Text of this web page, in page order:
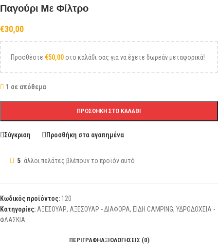
Παγούρι Με Φίλτρο
€30,00
Προσθέστε €50,00 στο καλάθι σας για να έχετε δωρεάν μεταφορικά!
1 σε απόθεμα
ΠΡΟΣΘΉΚΗ ΣΤΟ ΚΑΛΆΘΙ
Σύγκριση Προσθήκη στα αγαπημένα
5 άλλοι πελάτες βλέπουν το προϊόν αυτό
Κωδικός προϊόντος: 120
Κατηγορίες:ΑΞΕΣΟΥΑΡ, ΑΞΕΣΟΥΑΡ - ΔΙΑΦΟΡΑ, ΕΙΔΗ CAMPING, ΥΔΡΟΔΟΧΕΙΑ -
ΦΛΑΣΚΙΑ
ΠΕΡΙΓΡΑΦΉΑΞΙΟΛΟΓΉΣΕΙΣ (0)